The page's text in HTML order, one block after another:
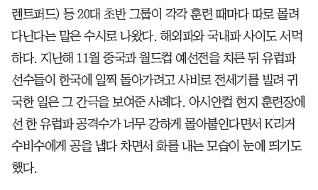
렌트퍼드) 등 20대 초반 그룹이 각각 훈련 때마다 따로 몰려
다닌다는 말은 수시로 나왔다. 해외파와 국내파 사이도 서먹
하다. 지난해 11월 중국과 월드컵 예선전을 치른 뒤 유럽파
선수들이 한국에 일찍 돌아가려고 사비로 전세기를 빌려 귀
국한 일은 그 간극을 보여준 사례다. 아시안컵 현지 훈련장에
선 한 유럽파 공격수가 너무 강하게 몰아붙인다면서 K리거
수비수에게 공을 냅다 차면서 화를 내는 모습이 눈에 띄기도
했다.